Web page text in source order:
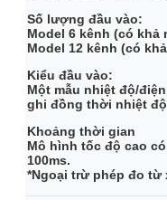
Số lượng đầu vào:
Model 6 kênh (có khả
Model 12 kênh (có
Kiểu đầu vào:
Một mẫu nhiệt độ/
ghi đồng thời nhiệt
Khoảng thời gian
Mô hình tốc độ cao
100ms.
*Ngoại trừ phép đo từ